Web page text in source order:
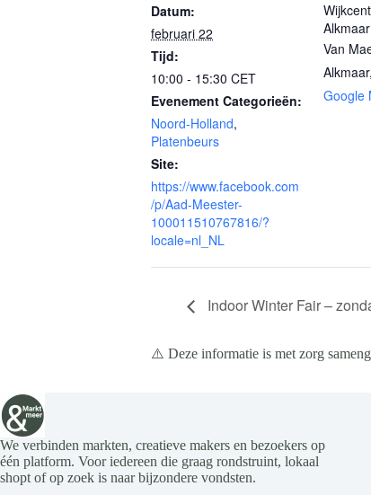
Datum:
februari 22
Tijd:
10:00 - 15:30 CET
Evenement Categorieën:
Noord-Holland,
Platenbeurs
Site:
https://www.facebook.com
/p/Aad-Meester-
100011510767816/?
locale=nl_NL
Alkmaar
Van
Alkmaar,
Google
Indoor Winter Fair –
⚠️ Deze informatie is met zorg
We verbinden markten, creatieve makers en bezoekers op
één platform. Voor iedereen die graag rondstruint, lokaal
shopt of op zoek is naar bijzondere vondsten.